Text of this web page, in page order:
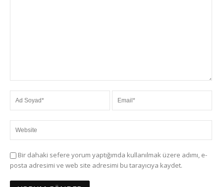
Bir dahaki sefere yorum yaptığımda kullanılmak üzere adımı, e-
posta adresimi ve web site adresimi bu tarayıcıya kaydet.